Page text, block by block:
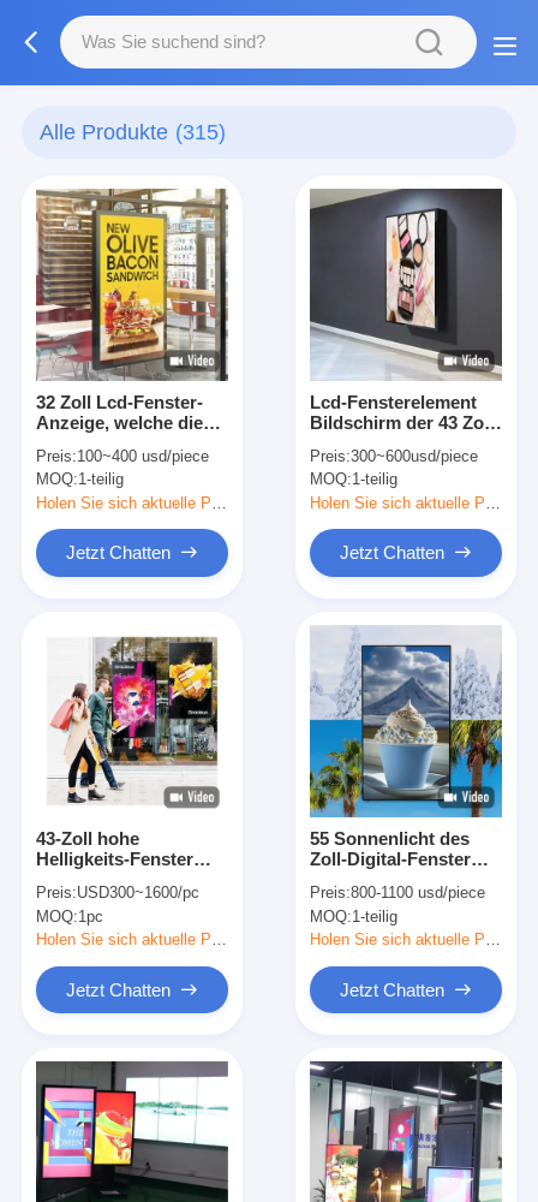
Alle Produkte (315)
32 Zoll Lcd-Fenster-
Anzeige, welche die
einseitig annonciert
Preis:100~400 usd/piece
MOQ:1-teilig
Jetzt Chatten
Lcd-Fensterelement
Bildschirm der 43 Zoll-
Beschilderung für
Geschäfts-Digital-
Monitor 2500nits
Preis:300~600usd/piece
MOQ:1-teilig
Jetzt Chatten
43-Zoll hohe
Helligkeits-Fenster
Geschäfts-Werbung
Preis:USD300~1600/pc
MOQ:1pc
Jetzt Chatten
55 Sonnenlicht des
Zoll-Digital-Fenster
Monitor-5000nits
lesbar
Preis:800-1100 usd/piece
MOQ:1-teilig
Jetzt Chatten